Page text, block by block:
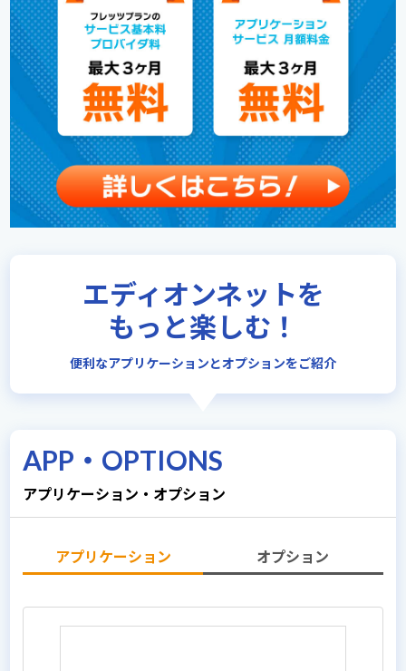
エディオンネットを
もっと楽しむ！
便利なアプリケーションとオプションをご紹介
APP・OPTIONS
アプリケーション・オプション
アプリケーション オプション